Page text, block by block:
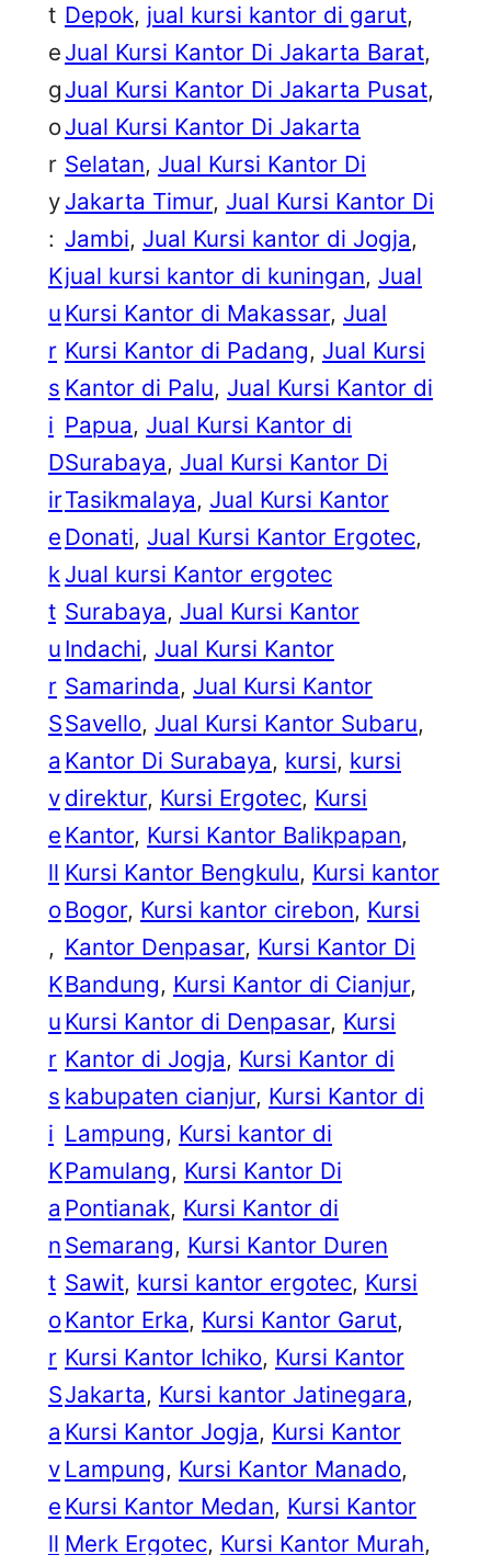
t
e
g
o
r
y
:
K
u
r
s
i
D
ir
e
k
t
u
r
S
a
v
e
ll
o
K
u
r
s
i
K
a
n
t
o
r
S
a
v
e
ll
Depok, jual kursi kantor di garut
Jual Kursi Kantor Di Jakarta Barat
Jual Kursi Kantor Di Jakarta Pusat
Jual Kursi Kantor Di Jakarta
Selatan, Jual Kursi Kantor Di
Jakarta Timur, Jual Kursi Kantor Di
Jambi, Jual Kursi kantor di Jogja
jual kursi kantor di kuningan, Jual
Kursi Kantor di Makassar, Jual
Kursi Kantor di Padang, Jual Kursi
Kantor di Palu, Jual Kursi Kantor di
Papua, Jual Kursi Kantor di
Surabaya, Jual Kursi Kantor Di
Tasikmalaya, Jual Kursi Kantor
Donati, Jual Kursi Kantor Ergotec
Jual kursi Kantor ergotec
Surabaya, Jual Kursi Kantor
Indachi, Jual Kursi Kantor
Samarinda, Jual Kursi Kantor
Savello, Jual Kursi Kantor Subaru
Kantor Di Surabaya, kursi, kursi
direktur, Kursi Ergotec, Kursi
Kantor, Kursi Kantor Balikpapan
Kursi Kantor Bengkulu, Kursi kantor
Bogor, Kursi kantor cirebon, Kursi
Kantor Denpasar, Kursi Kantor Di
Bandung, Kursi Kantor di Cianjur
Kursi Kantor di Denpasar, Kursi
Kantor di Jogja, Kursi Kantor di
kabupaten cianjur, Kursi Kantor di
Lampung, Kursi kantor di
Pamulang, Kursi Kantor Di
Pontianak, Kursi Kantor di
Semarang, Kursi Kantor Duren
Sawit, kursi kantor ergotec, Kursi
Kantor Erka, Kursi Kantor Garut
Kursi Kantor Ichiko, Kursi Kantor
Jakarta, Kursi kantor Jatinegara
Kursi Kantor Jogja, Kursi Kantor
Lampung, Kursi Kantor Manado
Kursi Kantor Medan, Kursi Kantor
Merk Ergotec, Kursi Kantor Murah